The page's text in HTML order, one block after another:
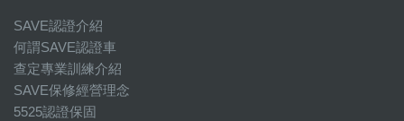
SAVE認證介紹
何謂SAVE認證車
查定專業訓練介紹
SAVE保修經營理念
5525認證保固